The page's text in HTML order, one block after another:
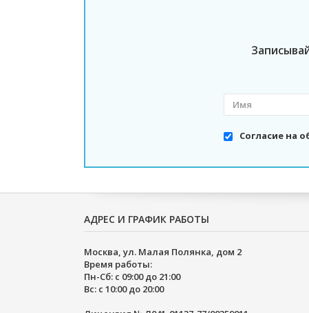
Согласие на
АДРЕС И ГРАФИК РАБОТЫ
Москва, ул. Малая Полянка, дом 2
Время работы:
Пн-Сб: с 09:00 до 21:00
Вс: с 10:00 до 20:00